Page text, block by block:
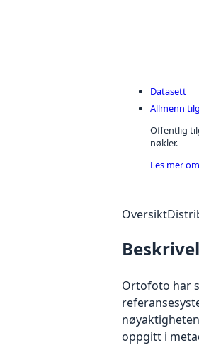
Datasett
Allmenn
Offentlig
nøkler.
Les mer
Oversikt
Ortofoto har
oppgitt i